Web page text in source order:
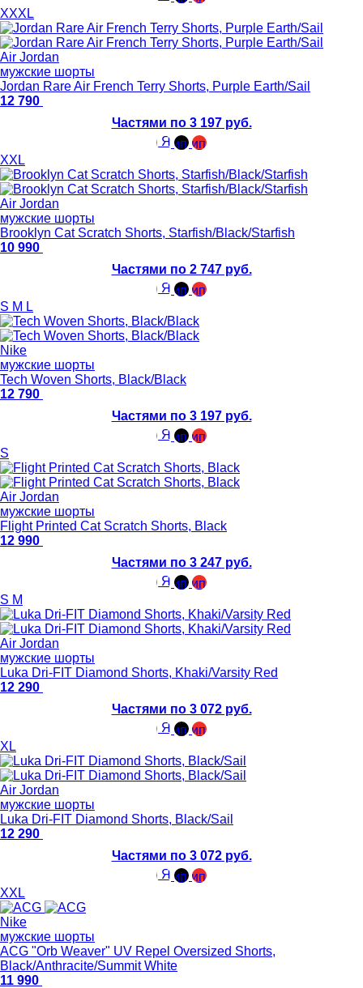
XXXL
Air Jordan
мужские шорты
Jordan Rare Air French Terry Shorts, Purple Earth/Sail
12 790
Частями по 3 197 руб.
XXL
Air Jordan
мужские шорты
Brooklyn Cat Scratch Shorts, Starfish/Black/Starfish
10 990
Частями по 2 747 руб.
S M L
Nike
мужские шорты
Tech Woven Shorts, Black/Black
12 790
Частями по 3 197 руб.
S
Air Jordan
мужские шорты
Flight Printed Cat Scratch Shorts, Black
12 990
Частями по 3 247 руб.
S M
Air Jordan
мужские шорты
Luka Dri-FIT Diamond Shorts, Khaki/Varsity Red
12 290
Частями по 3 072 руб.
XL
Air Jordan
мужские шорты
Luka Dri-FIT Diamond Shorts, Black/Sail
12 290
Частями по 3 072 руб.
XXL
Nike
мужские шорты
ACG "Orb Weaver" UV Repel Oversized Shorts,
Black/Anthracite/Summit White
11 990